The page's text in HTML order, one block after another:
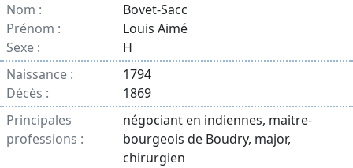
Nom :
Bovet-Sacc
Prénom :
Louis Aimé
Sexe :
H
Naissance :
1794
Décès :
1869
Principales
professions :
négociant en indiennes, maitre-
bourgeois de Boudry, major,
chirurgien